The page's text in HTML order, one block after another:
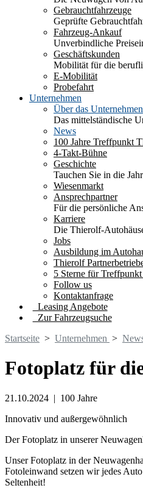
Gebrauchtfahrzeuge
Geprüfte
Fahrzeug-Ankauf
Unverbindliche
Geschäftskunden
Mobilität für die
E-Mobilität
Probefahrt
Unternehmen
Über das Unternehmen
Das mittelständische
News
100 Jahre Treffpunkt
4-Takt-Bühne
Geschichte
Tauchen Sie in die
Wiesenmarkt
Ansprechpartner
Für die persönliche
Karriere
Die Thierolf-
Jobs
Ausbildung im
Thierolf
5 Sterne für
Follow us
Kontaktanfrage
Leasing Angebote
Zur Fahrzeugsuche
Startseite > Unternehmen >
Fotoplatz für
21.10.2024 | 100 Jahre
Innovativ und außergewöhnlich
Der Fotoplatz in unserer
Unser Fotoplatz in der
Fotoleinwand setzen wir jedes
Seltenheit!